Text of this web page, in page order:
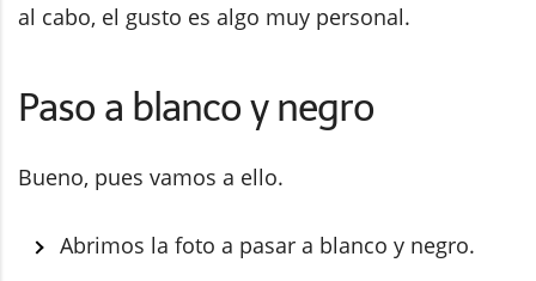
al cabo, el gusto es algo muy personal.
Paso a blanco y negro
Bueno, pues vamos a ello.
Abrimos la foto a pasar a blanco y negro.